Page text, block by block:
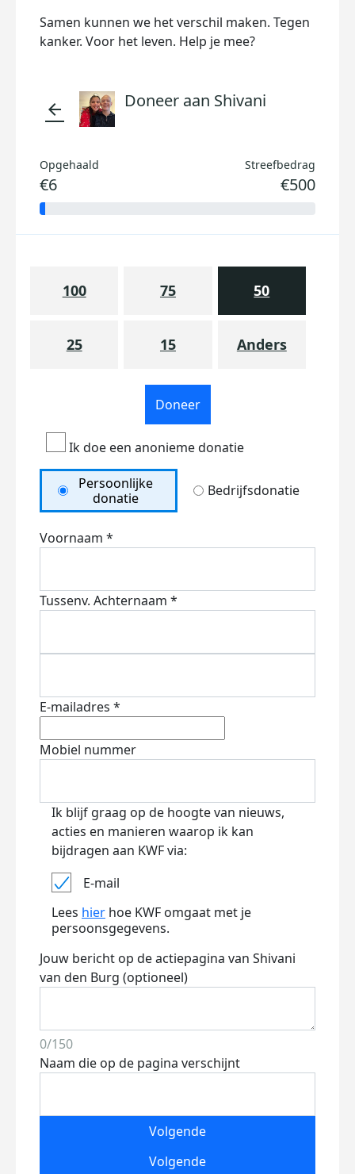
Samen kunnen we het verschil maken. Tegen
kanker. Voor het leven. Help je mee?
arrow_back Doneer aan Shivani
Opgehaald
€6
Streefbedrag
€500
100 75 50
25 15 Anders
Doneer
Ik doe een anonieme donatie
Persoonlijke
donatie
Bedrijfsdonatie
Voornaam *
Tussenv. Achternaam *
E-mailadres *
Mobiel nummer
Ik blijf graag op de hoogte van nieuws,
acties en manieren waarop ik kan
bijdragen aan KWF via:
E-mail
Lees hier hoe KWF omgaat met je
persoonsgegevens.
Jouw bericht op de actiepagina van Shivani
van den Burg (optioneel)
0/150
Naam die op de pagina verschijnt
Volgende
Volgende